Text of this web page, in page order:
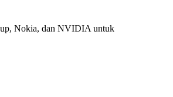
Nokia, dan NVIDIA untuk